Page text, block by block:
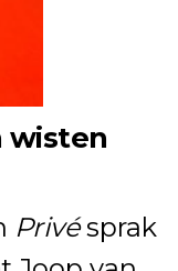
wisten
Privésprak